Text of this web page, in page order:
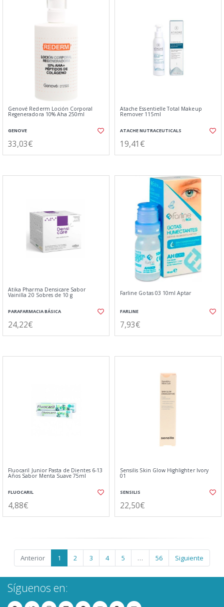
Genové Rederm Loción Corporal
Regeneradora 10% Aha 250ml
GENOVE
33,03€
Atache Essentielle Total Makeup
Remover 115ml
ATACHE NUTRACEUTICALS
19,41€
Atika Pharma Densicare Sabor
Vainilla 20 Sobres de 10 g
PARAFARMACIA BÁSICA
24,22€
Farline Gotas 03 10ml Aptar
FARLINE
7,93€
Fluocaril Junior Pasta de Dientes 6-13
Años Sabor Menta Suave 75ml
FLUOCARIL
4,88€
Sensilis Skin Glow Highlighter Ivory
01
SENSILIS
22,50€
Anterior 1 2 3 4 5 … 56 Siguiente
Síguenos en: